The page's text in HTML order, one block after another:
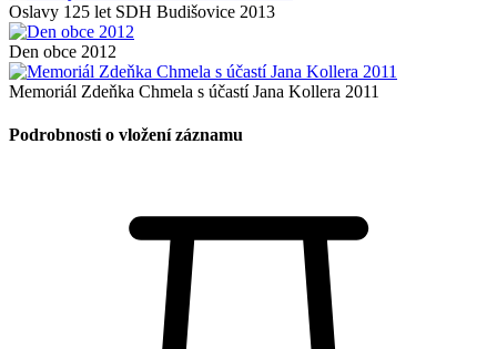
Oslavy 125 let SDH Budišovice 2013
Den obce 2012
Memoriál Zdeňka Chmela s účastí Jana Kollera 2011
Podrobnosti o vložení záznamu